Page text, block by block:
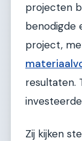
projecten
benodigde
project,
resultaten.
Zij kijken